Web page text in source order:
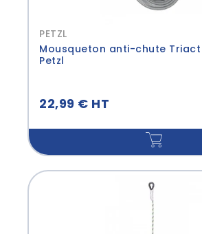
PETZL
Mousqueton anti-chute Triact
Petzl
22,99 € HT